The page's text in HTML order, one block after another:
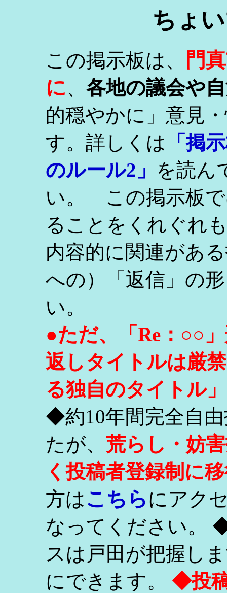
ちょ
この掲示板は、
門
に、 各地の議会や
的穏やかに」意見
す。詳しくは
「掲
のルール2」 を読ん
い。 この掲示板で
ることをくれぐれ
内容的に関連があ
への）「返信」の
い。
●ただ、「Re：○○
返しタイトルは厳
る独自のタイトル
◆約10年間完全自
たが、 荒らし・妨
く投稿者登録制に
方はこちらにアク
なってください。
スは戸田が把握し
にできます。 ◆投